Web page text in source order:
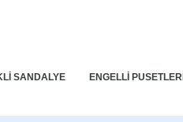
SANDALYE ENGELLİ PUSETLERİ